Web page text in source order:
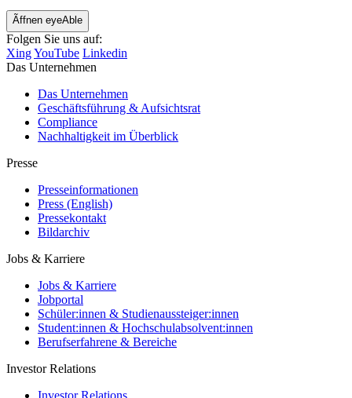
Ãffnen eyeAble
Folgen Sie uns auf:
XingYouTube Linkedin
Das Unternehmen
Das Unternehmen
Geschäftsführung & Aufsichtsrat
Compliance
Nachhaltigkeit im Überblick
Presse
Presseinformationen
Press (English)
Pressekontakt
Bildarchiv
Jobs & Karriere
Jobs & Karriere
Jobportal
Schüler:innen & Studienaussteiger:innen
Student:innen & Hochschulabsolvent:innen
Berufserfahrene & Bereiche
Investor Relations